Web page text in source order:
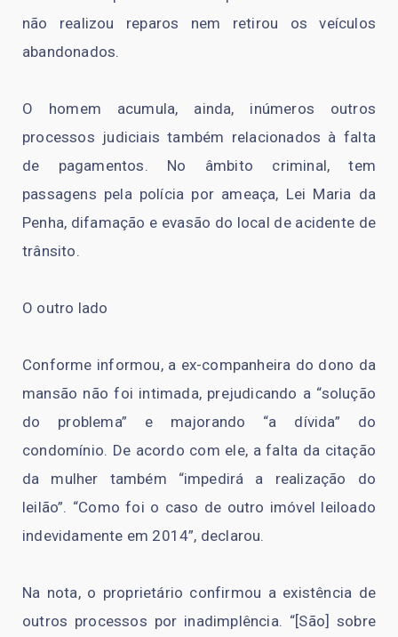
não realizou reparos nem retirou os veículos
abandonados.
O homem acumula, ainda, inúmeros outros
processos judiciais também relacionados à falta
de pagamentos. No âmbito criminal, tem
passagens pela polícia por ameaça, Lei Maria da
Penha, difamação e evasão do local de acidente de
trânsito.
O outro lado
Conforme informou, a ex-companheira do dono da
mansão não foi intimada, prejudicando a “solução
do problema” e majorando “a dívida” do
condomínio. De acordo com ele, a falta da citação
da mulher também “impedirá a realização do
leilão”. “Como foi o caso de outro imóvel leiloado
indevidamente em 2014”, declarou.
Na nota, o proprietário confirmou a existência de
outros processos por inadimplência. “[São] sobre